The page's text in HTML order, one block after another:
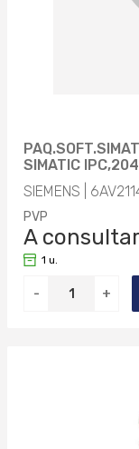
SIMATIC
SIEMENS |
PVP
A consultar
- +
1 u.